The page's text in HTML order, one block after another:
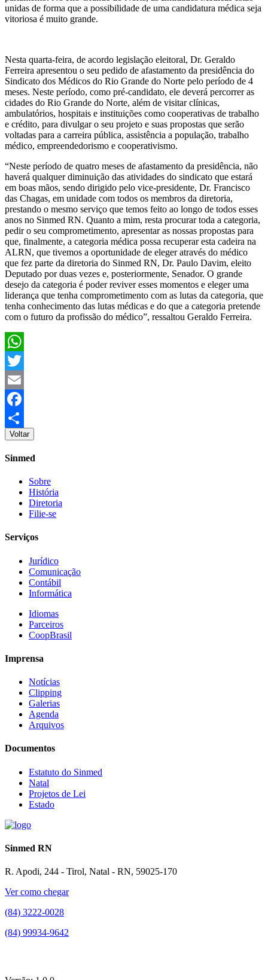
unidas de forma que a possibilidade de uma candidatura médica seja
vitoriosa é muito grande.
Nesta quarta-feira, de acordo legislação eleitoral, Dr. Geraldo
Ferreira apresentou o seu pedido de afastamento da presidência do
Sindicato dos Médicos do Rio Grande do Norte pelo período de 4
meses. Neste período, como pré-candidato, ele deverá percorrer as
cidades do Rio Grande do Norte, além de visitar clínicas,
ambulatórios, hospitais e instituições como cooperativas de trabalho
e crédito, para divulgar o seu projeto e suas propostas que serão
voltadas para a carreira pública, assistência a população, trabalho
médico, empreendedorismo e cooperativismo.
“Neste período de quatro meses de afastamento da presidência, não
haverá qualquer diminuição das atividades do sindicato que estará
em boas mãos, sendo dirigido pelo vice-presidente, Dr. Francisco
das Chagas, em unidade com todos os membros da diretoria,
prestando o mesmo serviço que temos feito ao longo de todos esses
anos no Sinmed RN. Quanto a mim, resta procurar toda a categoria,
pedir o seu comprometimento, apresentar as nossas propostas para
que, finalmente, a categoria médica possa recuperar esta cadeira na
ALRN, que tivemos a oportunidade de eleger através do médico
que fez parte da diretoria do Sinmed RN, Dr. Paulo Davim, eleito
Deputado por duas vezes e, posteriormente, Senador. O grande
desejo da categoria é poder reviver esses momentos e eleger uma
liderança que tenha comprometimento com as lutas da categoria, que
tenha conhecimento das lutas médicas e do que a categoria pretende
com o futuro da profissão do médico”, ressaltou Geraldo Ferreira.
WhatsApp
Twitter
Email
Facebook
Share
Voltar
Sinmed
Sobre
História
Diretoria
Filie-se
Serviços
Jurídico
Comunicação
Contábil
Informática
Idiomas
Parceiros
CoopBrasil
Imprensa
Notícias
Clipping
Galerias
Agenda
Arquivos
Documentos
Estatuto do Sinmed
Natal
Projetos de Lei
Estado
Sinmed RN
R. Apodi, 244 - Tirol, Natal - RN, 59025-170
Ver como chegar
(84) 3222-0028
(84) 99934-9642